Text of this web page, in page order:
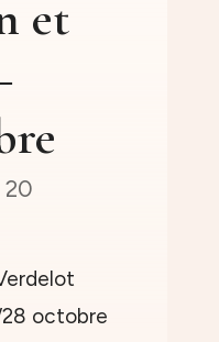
et
20